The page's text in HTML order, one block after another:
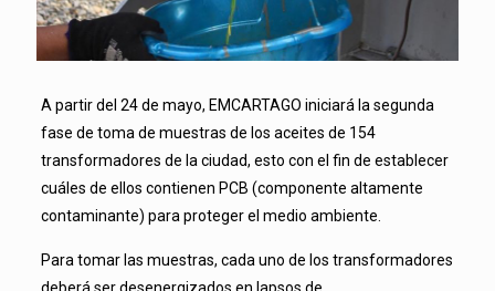
A partir del 24 de mayo, EMCARTAGO iniciará la segunda
fase de toma de muestras de los aceites de 154
transformadores de la ciudad, esto con el fin de establecer
cuáles de ellos contienen PCB (componente altamente
contaminante) para proteger el medio ambiente.
Para tomar las muestras, cada uno de los transformadores